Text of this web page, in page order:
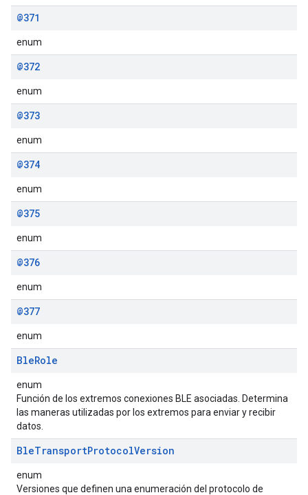
@371
enum
@372
enum
@373
enum
@374
enum
@375
enum
@376
enum
@377
enum
BleRole
enum
Función de los extremos conexiones BLE asociadas. Determina
las maneras utilizadas por los extremos para enviar y recibir
datos.
BleTransportProtocolVersion
enum
Versiones que definen una enumeración del protocolo de